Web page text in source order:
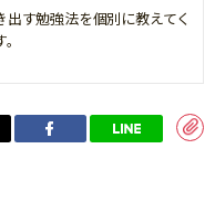
す勉強法を個別に教えてく